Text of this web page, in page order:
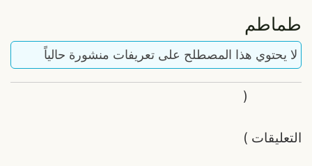
طماطم
لا يحتوي هذا المصطلح على تعريفات منشورة حالياً
التعليقات
(
)